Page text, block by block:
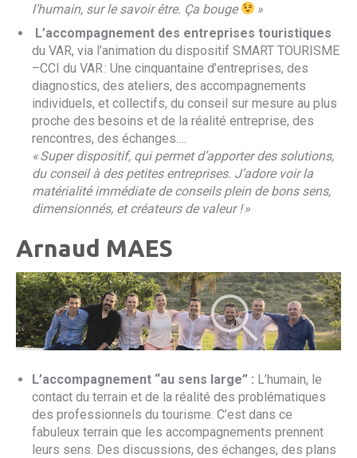
l’humain, sur le savoir être. Ça bouge
»
L’accompagnement des entreprises touristiques
du VAR, via l’animation du dispositif SMART TOURISME
–CCI du VAR : Une cinquantaine d’entreprises, des
diagnostics, des ateliers, des accompagnements
individuels, et collectifs, du conseil sur mesure au plus
proche des besoins et de la réalité entreprise, des
rencontres, des échanges….
« Super dispositif, qui permet d’apporter des solutions,
du conseil à des petites entreprises. J’adore voir la
matérialité immédiate de conseils plein de bons sens,
dimensionnés, et créateurs de valeur ! »
Arnaud MAES
L’accompagnement “au sens large” : L’humain, le
contact du terrain et de la réalité des problématiques
des professionnels du tourisme. C’est dans ce
fabuleux terrain que les accompagnements prennent
leurs sens. Des discussions, des échanges, des plans